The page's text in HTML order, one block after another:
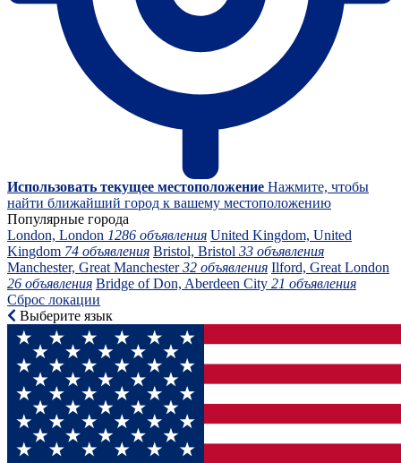
Использовать текущее местоположение Нажмите, чтобы
найти ближайший город к вашему местоположению
Популярные города
London, London 1286 объявления United Kingdom, United
Kingdom 74 объявления Bristol, Bristol 33 объявления
Manchester, Great Manchester32 объявления Ilford, Great London
26 объявления Bridge of Don, Aberdeen City 21 объявления
Сброс локации
Выберите язык